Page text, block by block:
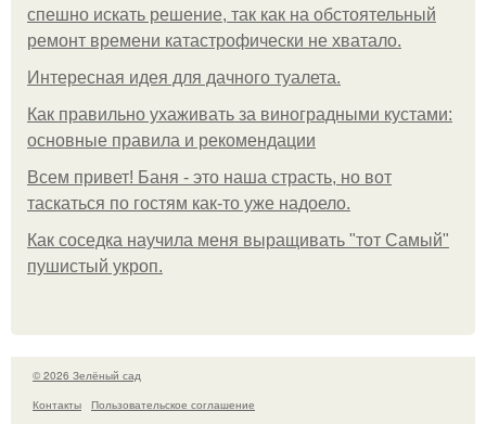
спешно искать решение, так как на обстоятельный
ремонт времени катастрофически не хватало.
Интересная идея для дачного туалета.
Как правильно ухаживать за виноградными кустами:
основные правила и рекомендации
Всем привет! Баня - это наша страсть, но вот
таскаться по гостям как-то уже надоело.
Как соседка научила меня выращивать "тот Самый"
пушистый укроп.
© 2026 Зелёный сад
Контакты
Пользовательское соглашение